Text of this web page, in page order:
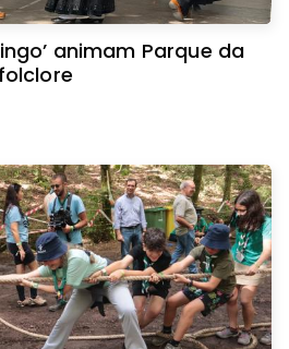
animam Parque da